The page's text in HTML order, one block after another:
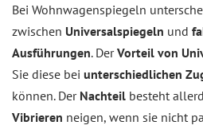
Bei Wohnwagenspiegeln
zwischen Universalspiegeln und
Ausführungen. DerVorteil von
Sie diese bei unterschiedlichen
können. Der Nachteil besteht
Vibrieren neigen, wenn sie nicht